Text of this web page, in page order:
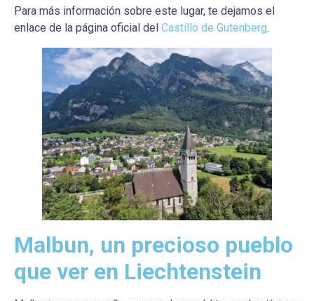
Para más información sobre este lugar, te dejamos el
enlace de la página oficial del Castillo de Gutenberg.
Malbun, un precioso pueblo
que ver en Liechtenstein